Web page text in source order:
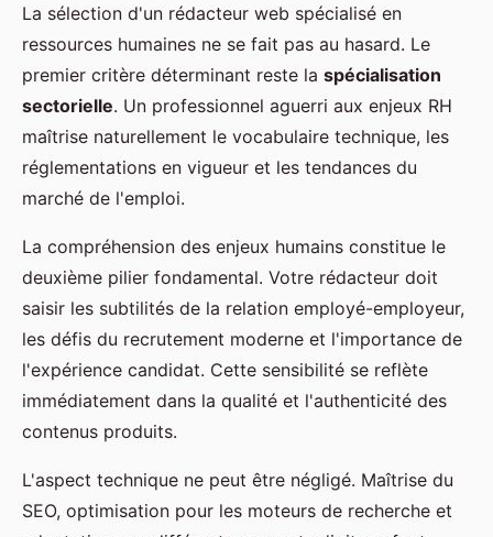
La sélection d'un rédacteur web spécialisé en
ressources humaines ne se fait pas au hasard. Le
premier critère déterminant reste la spécialisation
sectorielle. Un professionnel aguerri aux enjeux RH
maîtrise naturellement le vocabulaire technique, les
réglementations en vigueur et les tendances du
marché de l'emploi.
La compréhension des enjeux humains constitue le
deuxième pilier fondamental. Votre rédacteur doit
saisir les subtilités de la relation employé-employeur,
les défis du recrutement moderne et l'importance de
l'expérience candidat. Cette sensibilité se reflète
immédiatement dans la qualité et l'authenticité des
contenus produits.
L'aspect technique ne peut être négligé. Maîtrise du
SEO, optimisation pour les moteurs de recherche et